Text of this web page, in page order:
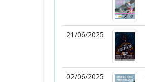
21/06/2025
02/06/2025